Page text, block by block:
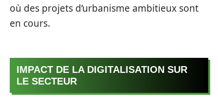
où des projets d’urbanisme ambitieux sont
en cours.
IMPACT DE LA DIGITALISATION SUR
LE SECTEUR